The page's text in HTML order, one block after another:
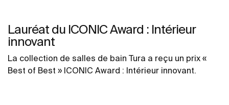
Lauréat du ICONIC Award : Intérieur
innovant
La collection de salles de bain Tura a reçu un prix «
Best of Best » ICONIC Award : Intérieur innovant.